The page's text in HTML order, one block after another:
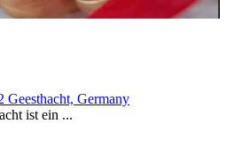
Geesthacht, Germany
ist ein ...